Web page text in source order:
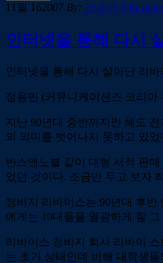
11월 162007 By: 정용민 0
인터넷을 통해 다시
인터넷을 통해 다시 살아난 리바
정용민 (커뮤니케이션즈 코리아
지난 90년대 중반까지만 해도
의 의미를 벗어나지 못하고 있었
반스앤노블 같이 대형 서적 판
었던 것이다. 조금만 두고 보자
청바지 리바이스는 90년대 후반
에게는 10대들을 열광하게 할
리바이스 청바지 회사 리바이
는 초기 상태인데 비해 대학생